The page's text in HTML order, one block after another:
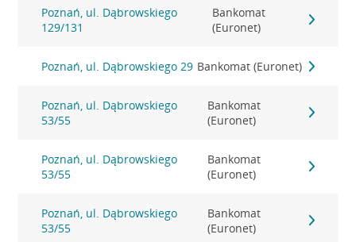
Poznań, ul. Dąbrowskiego
129/131
Bankomat
(Euronet)
Poznań, ul. Dąbrowskiego 29 Bankomat (Euronet)
Poznań, ul. Dąbrowskiego
53/55
Bankomat
(Euronet)
Poznań, ul. Dąbrowskiego
53/55
Bankomat
(Euronet)
Poznań, ul. Dąbrowskiego
53/55
Bankomat
(Euronet)